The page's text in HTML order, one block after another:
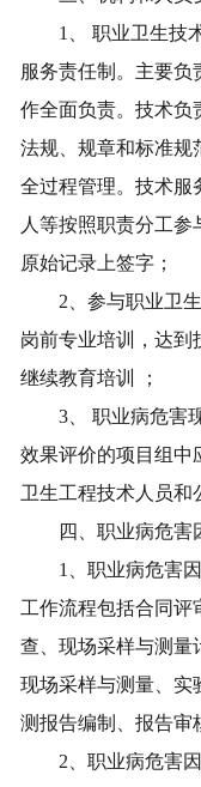
1
职业卫生技
服务责任制。主要负
作全面负责。技术负
法规、规章和标准规
全过程管理。技术服
人等按照职责分工参
原始记录上签字；
2 、参与职业卫
岗前专业培训，达到
继续教育培训
；
3、
职业病危害
效果评价的项目组中
卫生工程技术人员和
四、职业病危害
1
、职业病危害
工作流程包括合同评
查、现场采样与测量
现场采样与测量、实
测报告编制、报告审
2 、职业病危害